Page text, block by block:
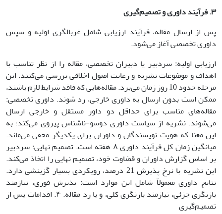
۳.فرآیند داوری و تصمیم‌گیری
پس از ارسال مقاله، فرآیند ارزیابی شامل غربالگری اولیه و سپس
داوری تخصصی آغاز می‌شود.
ارزیابی اولیه: سردبیر یا دبیران تخصصی، مقاله را از نظر تناسب با
اهداف و موضوعات نشریه و رعایت اصول اخلاقی بررسی می‌کنند. این
مرحله حدود 10 روز زمان می‌برد. مقاله‌هایی که فاقد شرایط لازم باشند،
ممکن است بدون ارسال به داوری خارجی، رد شوند. داوری تخصصی:
مقاله‌های مناسب برای حداقل دو داور مستقل و خارجی ارسال
می‌شوند. نشریه از سیاست داوری دوسو-ناشناس پیروی می‌کند؛ به
این معنا که هویت نویسندگان و داوران برای یکدیگر مخفی می‌ماند.
میانگین زمان کل فرآیند داوری ۸ هفته است. تصمیم نهایی: سردبیر
بر اساس گزارش داوران و قضاوت خود، تصمیم نهایی را اتخاذ می‌کند.
این نشریه با نرخ پذیرش 21 درصد، رویکردی بسیار گزینشی دارد.
نتایج داوری معمولاً شامل این موارد است: پذیرش فوری، نیازمند
بازنگری جزئی، نیازمند بازنگری کلی، و یا رد مقاله. ۴. اقدامات پس از
تصمیم‌گیری